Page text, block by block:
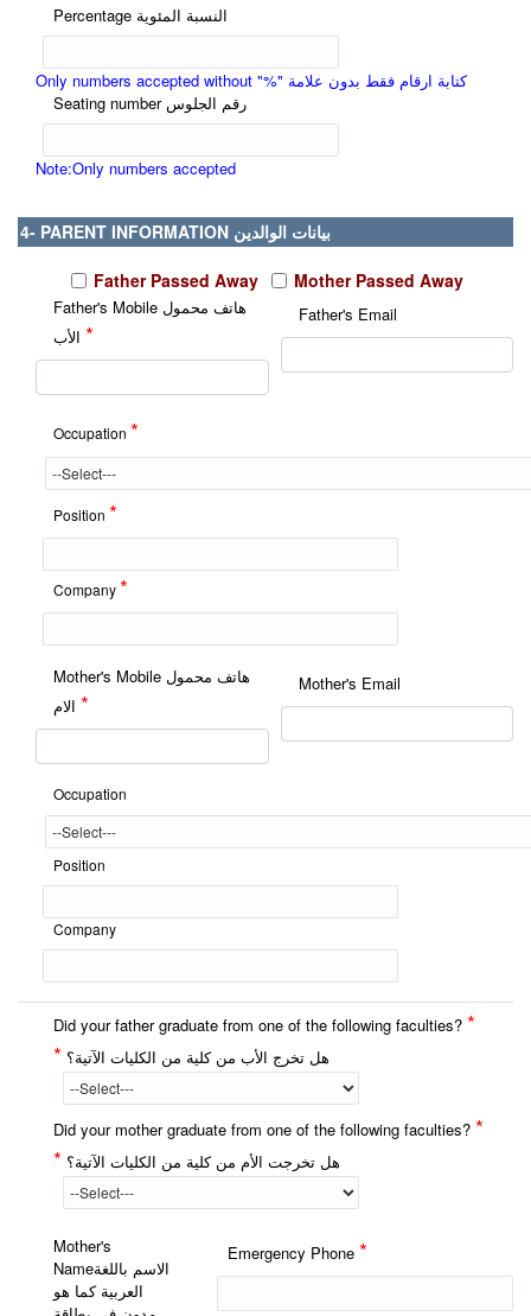
Percentage النسبة المئوية
Only numbers accepted without "%" كتابة ارقام فقط بدون علامة
Seating number رقم الجلوس
Note:Only numbers accepted
4- PARENT INFORMATION بيانات الوالدين
Father Passed Away Mother Passed Away
Father's Mobile هاتف محمول
*
Father's Email
Occupation *
Position *
Company *
Mother's Mobile هاتف محمول
*
Mother's Email
Occupation
Position
Company
Did your father graduate from one of the following faculties? *
هل تخرج الأب من كلية من الكليات الآتية؟ *
Did your mother graduate from one of the following faculties? *
هل تخرجت الأم من كلية من الكليات الآتية؟ *
Mother's
Nameالاسم باللغة
العربية كما هو
Emergency Phone *